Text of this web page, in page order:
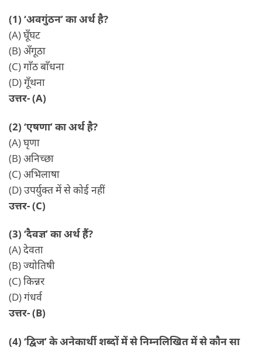
(1) ‘अवगुंठन’ का अर्थ है?
(A) घूँघट
(B) अँगूठा
(C) गाँठ बाँधना
(D) गूँथना
उत्तर- (A)
(2) ‘एषणा’ का अर्थ है?
(A) घृणा
(B) अनिच्छा
(C) अभिलाषा
(D) उपर्युक्त में से कोई नहीं
उत्तर- (C)
(3) ‘दैवज्ञ’ का अर्थ हैं?
(A) देवता
(B) ज्योतिषी
(C) किन्नर
(D) गंधर्व
उत्तर- (B)
(4) ‘द्विज’ के अनेकार्थी शब्दों में से निम्नलिखित में से कौन सा